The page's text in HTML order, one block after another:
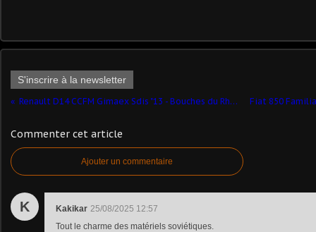
S'inscrire à la newsletter
Renault D14 CCFM Gimaex Sdis "13 - Bouches du Rhône" (Alerte - 1/43)
Commenter cet article
Ajouter un commentaire
K Kakikar 25/08/2025 12:57
Tout le charme des matériels soviétiques.